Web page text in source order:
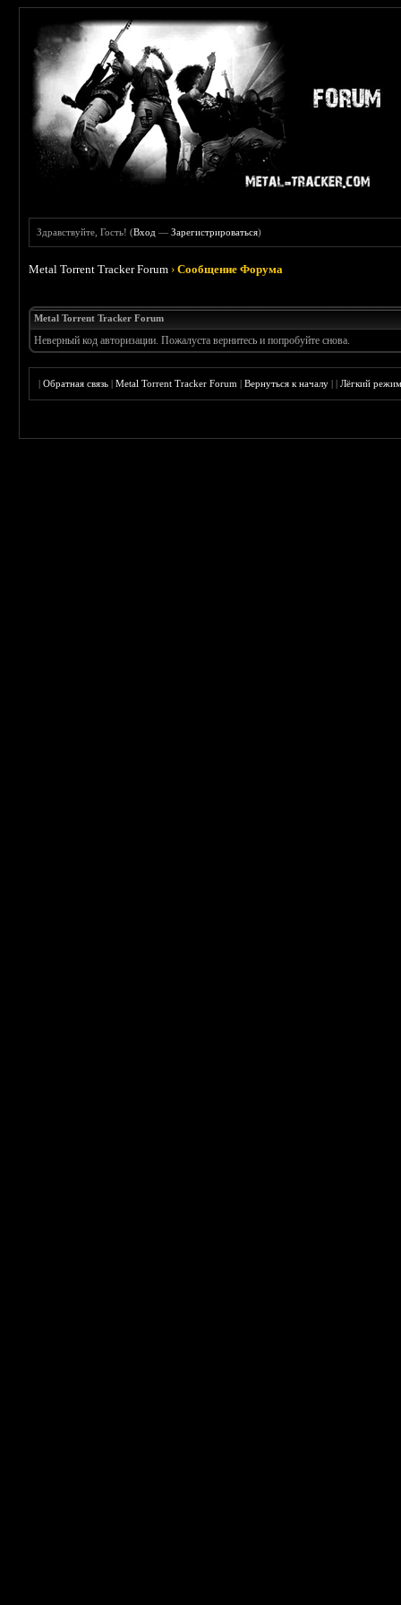
Здравствуйте, Гость! (Вход —Зарегистрироваться)
Metal Torrent Tracker Forum ›Сообщение Форума
Metal Torrent Tracker Forum
Неверный код авторизации. Пожалуста вернитесь и попробуйте снова.
|Обратная связь |Metal Torrent Tracker Forum |Вернуться к началу ||Лёгкий